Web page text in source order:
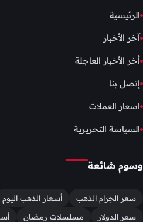
الرئيسية
آخر الأخبار
أخر الأخبار العاجلة
إتصل بنا
اسعار العملات
السياسة التحريرية
وسوم شائعة
سعر الجرام الذهب أسعار الذهب اليوم
سعر الدولار
مسلسلات رمضان